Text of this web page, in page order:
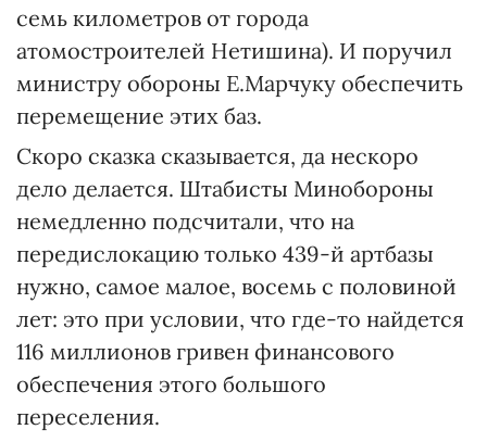
семь километров от города
атомостроителей Нетишина). И поручил
министру обороны Е.Марчуку обеспечить
перемещение этих баз.
Скоро сказка сказывается, да нескоро
дело делается. Штабисты Минобороны
немедленно подсчитали, что на
передислокацию только 439-й артбазы
нужно, самое малое, восемь с половиной
лет: это при условии, что где-то найдется
116 миллионов гривен финансового
обеспечения этого большого
переселения.